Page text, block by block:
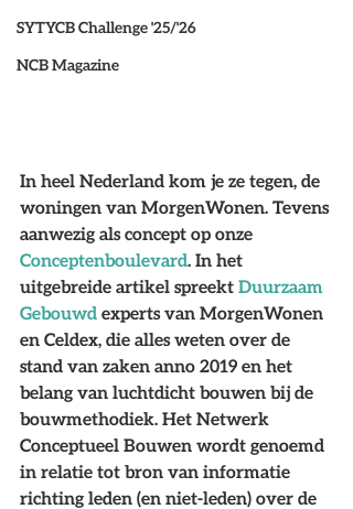
SYTYCB Challenge '25/'26
NCB Magazine
In heel Nederland kom je ze tegen, de
woningen van MorgenWonen. Tevens
aanwezig als concept op onze
Conceptenboulevard. In het
uitgebreide artikel spreekt Duurzaam
Gebouwd experts van MorgenWonen
en Celdex, die alles weten over de
stand van zaken anno 2019 en het
belang van luchtdicht bouwen bij de
bouwmethodiek. Het Netwerk
Conceptueel Bouwen wordt genoemd
in relatie tot bron van informatie
richting leden (en niet-leden) over de